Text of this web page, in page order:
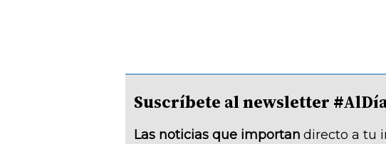
Suscríbete al newsletter
Las noticias que importan directo a tu